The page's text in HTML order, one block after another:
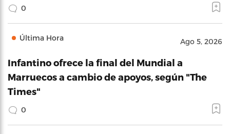
0
Última Hora Ago 5, 2026
Infantino ofrece la final del Mundial a
Marruecos a cambio de apoyos, según "The
Times"
0